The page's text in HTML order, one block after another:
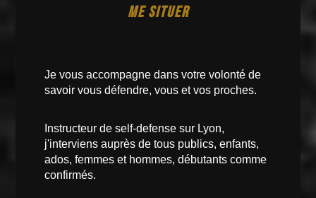
ME SITUER
Je vous accompagne dans votre volonté de
savoir vous défendre, vous et vos proches.
Instructeur de self-defense sur Lyon,
j'interviens auprès de tous publics, enfants,
ados, femmes et hommes, débutants comme
confirmés.